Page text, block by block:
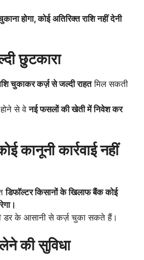
होगा, कोई अतिरिक्त राशि नहीं देनी
छुटकारा
चुकाकर कर्ज़ से जल्दी राहतमिल सकती
से वेनई फसलों की खेती में निवेश कर
कानूनी कार्रवाई नहीं
डिफॉल्टर किसानों के खिलाफ बैंक कोई
डर के आसानी से कर्ज़ चुका सकते हैं।
की सुविधा